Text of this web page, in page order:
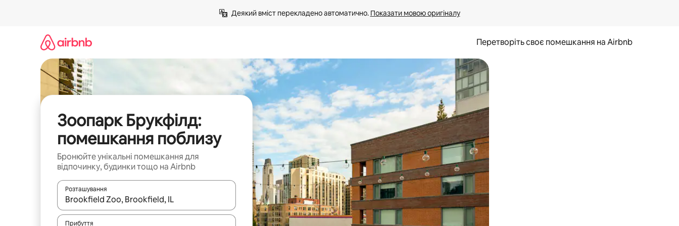
Деякий вміст перекладено автоматично. Показати мовою оригіналу
Перетворіть своє помешкання на Airbnb
Зоопарк Брукфілд:
помешкання поблизу
Бронюйте унікальні помешкання для
відпочинку, будинки тощо на Airbnb
Розташування
Отримавши результати пошуку, використовуйте для навігації сторінкою клавіші зі стрілками вгору та вниз або жести дотику та гортання.
Прибуття